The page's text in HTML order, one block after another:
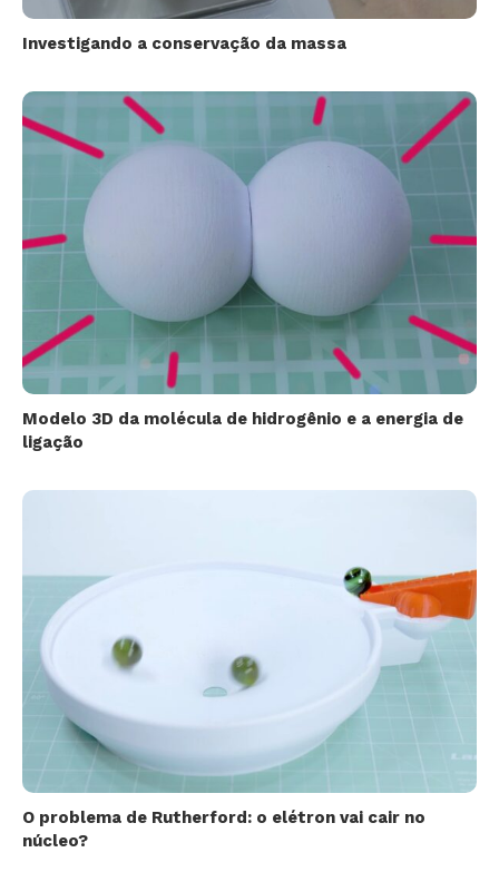
Investigando a conservação da massa
Modelo 3D da molécula de hidrogênio e a energia de
ligação
O problema de Rutherford: o elétron vai cair no
núcleo?